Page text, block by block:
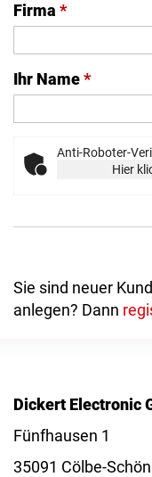
Firma *
Ihr Name*
Anti-Roboter-
Hier
Sie sind neuer
anlegen? Dann
Dickert Electronic
Fünfhausen 1
35091 Cölbe-